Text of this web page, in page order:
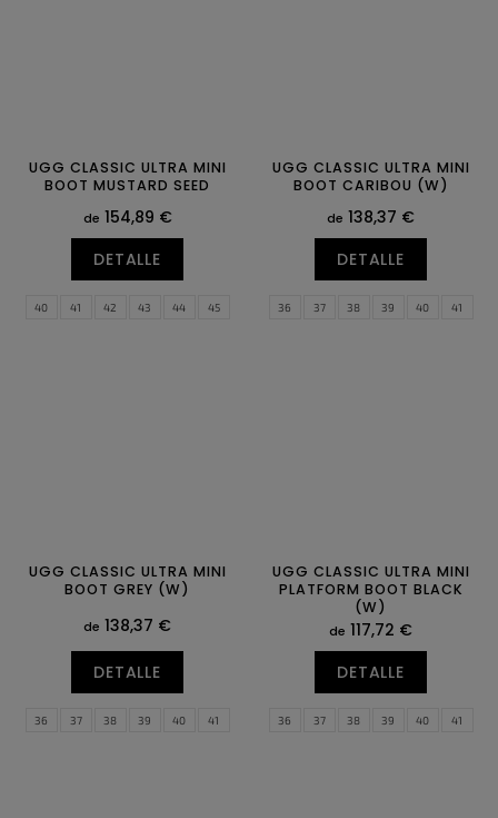
UGG CLASSIC ULTRA MINI
BOOT MUSTARD SEED
de 154,89 €
DETALLE
40 41 42 43 44
45
UGG CLASSIC ULTRA MINI
BOOT CARIBOU (W)
de 138,37 €
DETALLE
36 37 38 39 40
41
UGG CLASSIC ULTRA MINI
BOOT GREY (W)
de 138,37 €
DETALLE
36 37 38 39 40
41
UGG CLASSIC ULTRA MINI
PLATFORM BOOT BLACK
(W)
de 117,72 €
DETALLE
36 37 38 39 40
41